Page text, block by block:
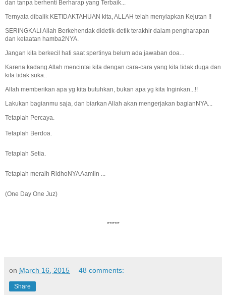
dan tanpa berhenti Berharap yang Terbaik...
Ternyata dibalik KETIDAKTAHUAN kita, ALLAH telah menyiapkan Kejutan !!
SERINGKALI Allah Berkehendak didetik-detik terakhir dalam pengharapan
dan ketaatan hamba2NYA.
Jangan kita berkecil hati saat spertinya belum ada jawaban doa...
Karena kadang Allah mencintai kita dengan cara-cara yang kita tidak duga dan
kita tidak suka..
Allah memberikan apa yg kita butuhkan, bukan apa yg kita Inginkan...!!
Lakukan bagianmu saja, dan biarkan Allah akan mengerjakan bagianNYA...
Tetaplah Percaya.
Tetaplah Berdoa.
Tetaplah Setia.
Tetaplah meraih RidhoNYA Aamiin ...
(One Day One Juz)
*****
on March 16, 2015 48 comments:
Share